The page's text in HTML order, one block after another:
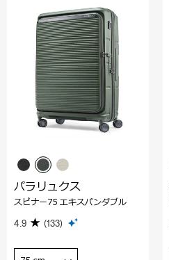
パラリュクス
スピナー75 エキスパンダブル
4.9 (133)